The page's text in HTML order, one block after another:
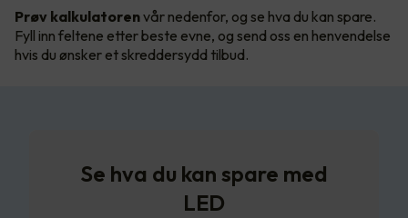
Prøv kalkulatorenvår nedenfor, og se hva du kan spare.
Fyll inn feltene etter beste evne, og send oss en henvendelse
hvis du ønsker et skreddersydd tilbud.
Se hva du kan spare med
LED